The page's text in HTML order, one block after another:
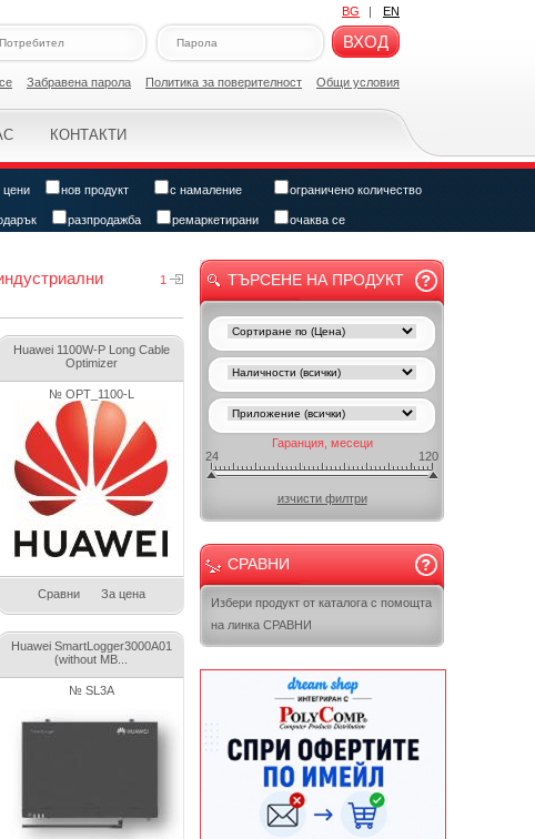
BG | EN
ВХОД
Забравена парола Политикa за поверителност Общи условия
КОНТАКТИ
цени нов продукт с намаление ограничено количество
разпродажба ремаркетирани очаква се
1
Huawei 1100W-P Long Cable
Optimizer
№ OPT_1100-L
Сравни За цена
Huawei SmartLogger3000A01
(without MB...
№ SL3A
ТЪРСЕНЕ НА ПРОДУКТ
Гаранция, месеци
24
120
изчисти филтри
СРАВНИ
Избери продукт от каталога с помощта
на линка СРАВНИ